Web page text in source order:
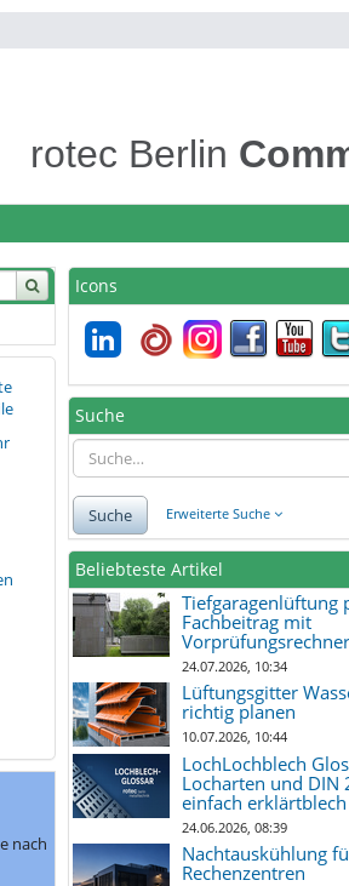
rotec Berlin
nach
Icons
Suche
Suche Erweiterte Suche
Beliebteste Artikel
Tiefgaragenlüftung
Fachbeitrag mit
Vorprüfungsrechner
24.07.2026, 10:34
Lüftungsgitter
richtig planen
10.07.2026, 10:44
LochLochblech
Locharten und DIN
einfach
24.06.2026, 08:39
Nachtauskühlung
Rechenzentren